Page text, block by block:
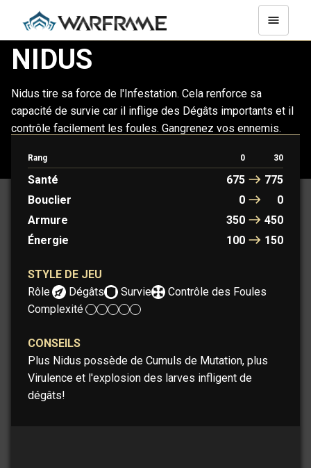
NIDUS
Nidus tire sa force de l'Infestation. Cela renforce sa
capacité de survie car il inflige des Dégâts importants et il
contrôle facilement les foules. Gangrenez vos ennemis.
Rang 0 30
Santé 675
775
Bouclier
0
0
Armure
350
450
Énergie
100 150
STYLE DE JEU
Rôle :
Dégâts Survie
Contrôle des Foules
Complexité :
CONSEILS
Plus Nidus possède de Cumuls de Mutation, plus
Virulence et l'explosion des larves infligent de
dégâts!